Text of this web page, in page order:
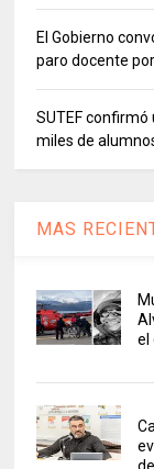
El Gobierno
paro docente
SUTEF
miles de
MAS
el